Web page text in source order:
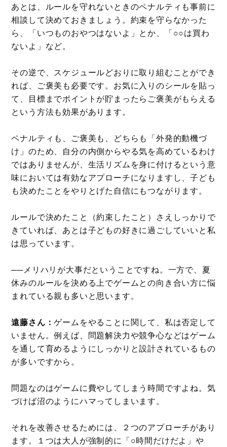
あとは、ルールを守れないときのペナルティも事前に
相談して決めておきましょう。約束を守らなかった
ら、「いつものおやつはないよ」とか、「○○は買わ
ないよ」など。
その逆で、スケジュールどおりに取り組むことができ
れば、ご褒美も必要です。お気に入りのシールを貼っ
て、目標までポイントが貯まったらご褒美がもらえる
という方法も効果があります。
ペナルティも、ご褒美も、どちらも「外発的動機づ
け」のため、自分の内側からやる気を高めているわけ
ではありませんが、生活リズムを身に付けるという意
味においては有効なアプローチになりますし、子ども
も決めたことをやりとげた自信にもつながります。
ルールで決めたこと（約束したこと）さえしっかりで
きていれば、あとは子どもの好きに過ごしていいと私
は思っています。
──メリハリが大事だということですね。一方で、夏
休みのルールを決める上でゲームとの向き合い方に悩
まれている親も多いと思います。
遠藤さん：ゲームをやることに関して、私は否定して
いません。例えば、問題解決力や競争心などはゲーム
を通して育めるようにしっかりと設計されているもの
が多いですから。
問題なのはゲームに費やしてしまう時間ですよね。気
づけば沼のようにハマってしまいます。
それを改善させるためには、２つのアプローチがあり
ます。１つは大人が強制的に「○時間だけだよ」や